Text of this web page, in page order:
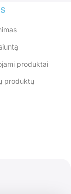
produktai
produktų